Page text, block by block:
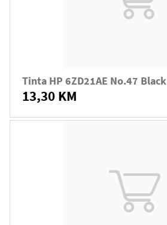
Tinta HP 6ZD21AE No.47 Black
13,30 KM